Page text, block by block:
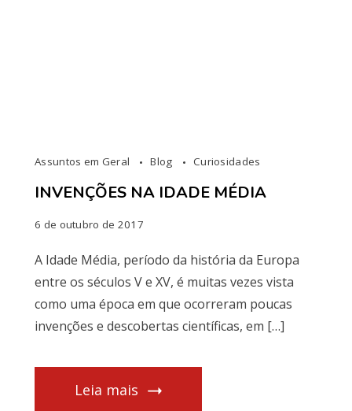
Assuntos em Geral Blog Curiosidades
INVENÇÕES NA IDADE MÉDIA
6 de outubro de 2017
A Idade Média, período da história da Europa
entre os séculos V e XV, é muitas vezes vista
como uma época em que ocorreram poucas
invenções e descobertas científicas, em […]
Leia mais